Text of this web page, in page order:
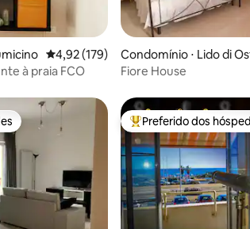
avaliações
4,92 de uma avaliação média de 5,
4,92 (179)
à praia FCO
Condomínio ⋅ Lido di
Fiore House
Entre os melhores
Preferido dos